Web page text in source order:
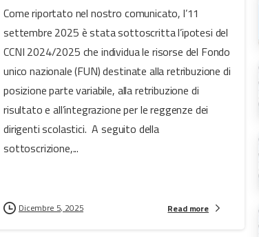
Come riportato nel nostro comunicato, l’11
settembre 2025 è stata sottoscritta l’ipotesi del
CCNI 2024/2025 che individua le risorse del Fondo
unico nazionale (FUN) destinate alla retribuzione di
posizione parte variabile, alla retribuzione di
risultato e all’integrazione per le reggenze dei
dirigenti scolastici. A seguito della
sottoscrizione,...
Dicembre 5, 2025 Read more